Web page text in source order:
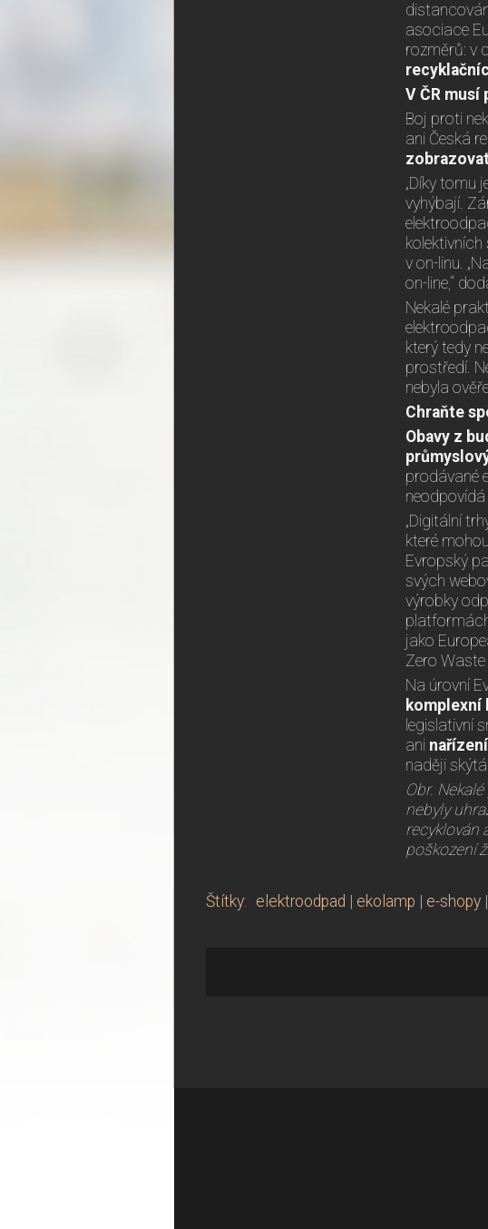
asociace
rozměrů: v
V ČR
Boj proti
ani Česká
„Díky tomu
vyhýbají.
kolektivních
v on-linu.
on-line,“
Nekalé
který tedy
prostředí.
nebyla
Chraňte
Obavy z
prodávané
neodpovídá
„Digitální
které
Evropský
svých
výrobky
jako
Zero
Na úrovní
komplexní
legislativní
ani
naději skýtá
Obr.
nebyly
recyklován
poškození
Štítky: elektroodpad ekolamp e-shopy